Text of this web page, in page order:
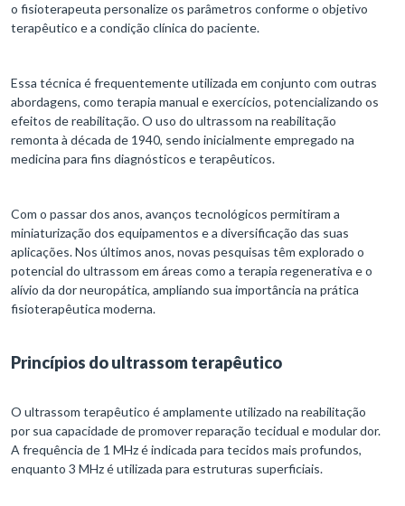
o fisioterapeuta personalize os parâmetros conforme o objetivo
terapêutico e a condição clínica do paciente.
Essa técnica é frequentemente utilizada em conjunto com outras
abordagens, como terapia manual e exercícios, potencializando os
efeitos de reabilitação. O uso do ultrassom na reabilitação
remonta à década de 1940, sendo inicialmente empregado na
medicina para fins diagnósticos e terapêuticos.
Com o passar dos anos, avanços tecnológicos permitiram a
miniaturização dos equipamentos e a diversificação das suas
aplicações. Nos últimos anos, novas pesquisas têm explorado o
potencial do ultrassom em áreas como a terapia regenerativa e o
alívio da dor neuropática, ampliando sua importância na prática
fisioterapêutica moderna.
Princípios do ultrassom terapêutico
O ultrassom terapêutico é amplamente utilizado na reabilitação
por sua capacidade de promover reparação tecidual e modular dor.
A frequência de 1 MHz é indicada para tecidos mais profundos,
enquanto 3 MHz é utilizada para estruturas superficiais.